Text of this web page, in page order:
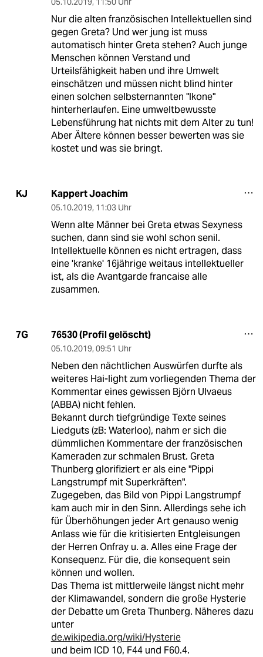
Nur die alten französischen Intellektuellen sind
gegen Greta? Und wer jung ist muss
automatisch hinter Greta stehen? Auch junge
Menschen können Verstand und
Urteilsfähigkeit haben und ihre Umwelt
einschätzen und müssen nicht blind hinter
einen solchen selbsternannten "Ikone"
hinterherlaufen. Eine umweltbewusste
Lebensführung hat nichts mit dem Alter zu tun!
Aber Ältere können besser bewerten was sie
kostet und was sie bringt.
KJ Kappert Joachim
05.10.2019, 11:03 Uhr
Wenn alte Männer bei Greta etwas Sexyness
suchen, dann sind sie wohl schon senil.
Intellektuelle können es nicht ertragen, dass
eine 'kranke' 16jährige weitaus intellektueller
ist, als die Avantgarde francaise alle
zusammen.
7G 76530 (Profil gelöscht)
05.10.2019, 09:51 Uhr
Neben den nächtlichen Auswürfen durfte als
weiteres Hai-light zum vorliegenden Thema der
Kommentar eines gewissen Björn Ulvaeus
(ABBA) nicht fehlen.
Bekannt durch tiefgründige Texte seines
Liedguts (zB: Waterloo), nahm er sich die
dümmlichen Kommentare der französischen
Kameraden zur schmalen Brust. Greta
Thunberg glorifiziert er als eine "Pippi
Langstrumpf mit Superkräften".
Zugegeben, das Bild von Pippi Langstrumpf
kam auch mir in den Sinn. Allerdings sehe ich
für Überhöhungen jeder Art genauso wenig
Anlass wie für die kritisierten Entgleisungen
der Herren Onfray u. a. Alles eine Frage der
Konsequenz. Für die, die konsequent sein
können und wollen.
Das Thema ist mittlerweile längst nicht mehr
der Klimawandel, sondern die große Hysterie
der Debatte um Greta Thunberg. Näheres dazu
unter
de.wikipedia.org/wiki/Hysterie
und beim ICD 10, F44 und F60.4.